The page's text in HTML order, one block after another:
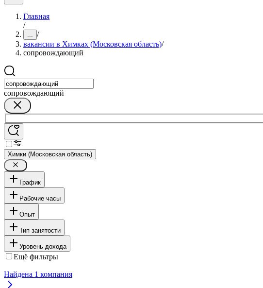
Главная
/
... /
вакансии в Химках (Московская область)/
сопровождающий
сопровождающий
Химки (Московская область)
График
Рабочие часы
Опыт
Тип занятости
Уровень дохода
Ещё фильтры
Найдена 1 компания